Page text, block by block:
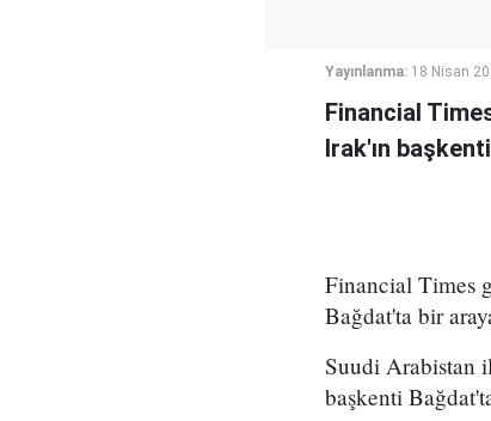
Yayınlanma: 18 Nisan
Financial
Irak'ın
Financial Times
Bağdat'ta bir
Suudi Arabistan
başkenti